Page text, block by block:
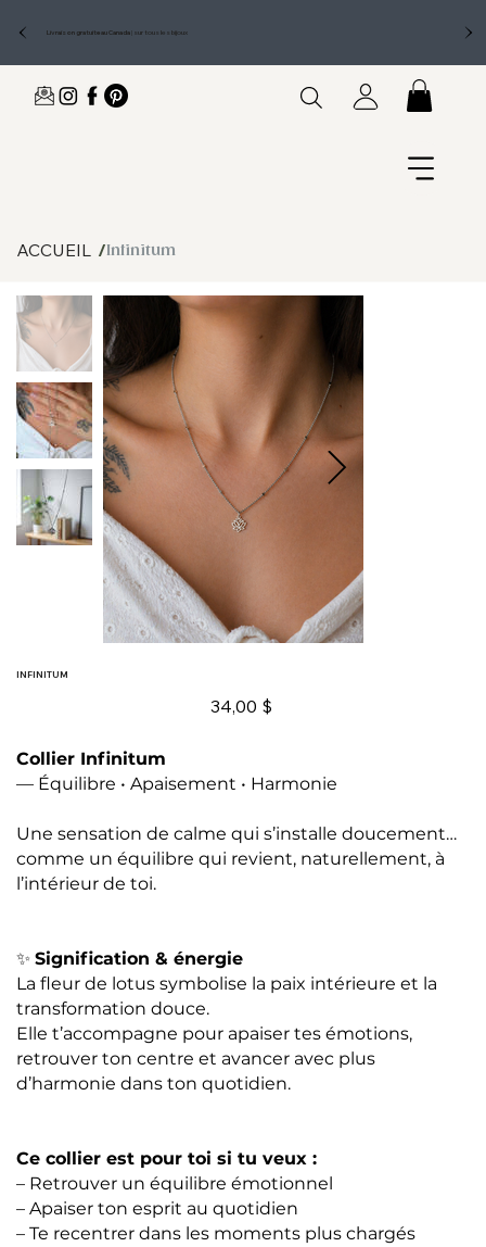
Livraison gratuite au Canada| sur tous les bijoux
ACCUEIL /Infinitum
INFINITUM
Prix
34,00 $
Collier Infinitum
— Équilibre • Apaisement • Harmonie
Une sensation de calme qui s’installe doucement…
comme un équilibre qui revient, naturellement, à
l’intérieur de toi.
✨ Signification & énergie
La fleur de lotus symbolise la paix intérieure et la
transformation douce.
Elle t’accompagne pour apaiser tes émotions,
retrouver ton centre et avancer avec plus
d’harmonie dans ton quotidien.
Ce collier est pour toi si tu veux :
– Retrouver un équilibre émotionnel
– Apaiser ton esprit au quotidien
– Te recentrer dans les moments plus chargés